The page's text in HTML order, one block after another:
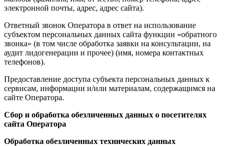
электронной почты, адрес, адрес сайта).
Ответный звонок Оператора в ответ на использование
субъектом персональных данных сайта функции «обратного
звонка» (в том числе обработка заявки на консультации, на
аудит лидогенерации и прочее) (имя, номера контактных
телефонов).
Предоставление доступа субъекта персональных данных к
сервисам, информации и/или материалам, содержащимся на
сайте Оператора.
Сбор и обработка обезличенных данных о посетителях
сайта Оператора
Обработка обезличенных технических данных